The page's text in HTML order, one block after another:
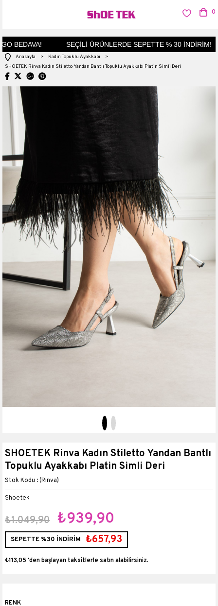
BEDAVA! SEÇİLİ ÜRÜNLERDE SEPETTE % 30 İNDİRİM!
0
Anasayfa > Kadın Topuklu Ayakkabı
>
SHOETEK Rinva Kadın Stiletto Yandan Bantlı Topuklu Ayakkabı Platin Simli Deri
SHOETEK Rinva Kadın Stiletto Yandan Bantlı
Topuklu Ayakkabı Platin Simli Deri
(Rinva)
Shoetek
₺1.049,90 ₺939,90
SEPETTE %30 İNDİRİM ₺657,93
₺113,05'den başlayan taksitlerle